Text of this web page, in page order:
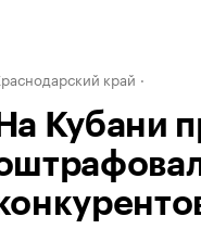
край
На Кубани